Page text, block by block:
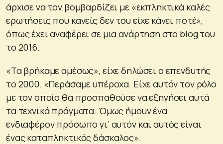
άρχισε να τον βομβαρδίζει με «εκπληκτικά καλές
ερωτήσεις που κανείς δεν του είχε κάνει ποτέ»,
όπως έχει αναφέρει σε μια ανάρτηση στο blog του
το 2016.
«Τα βρήκαμε αμέσως», είχε δηλώσει ο επενδυτής
το 2000. «Περάσαμε υπέροχα. Είχε αυτόν τον ρόλο
με τον οποίο θα προσπαθούσε να εξηγήσει αυτά
τα τεχνικά πράγματα. Όμως ήμουν ένα
ενδιαφέρον πρόσωπο γι’ αυτόν και αυτός είναι
ένας καταπληκτικός δάσκαλος».